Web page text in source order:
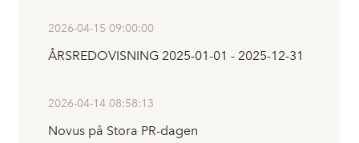
2026-04-15 09:00:00
ÅRSREDOVISNING 2025-01-01 - 2025-12-31
2026-04-14 08:58:13
Novus på Stora PR-dagen